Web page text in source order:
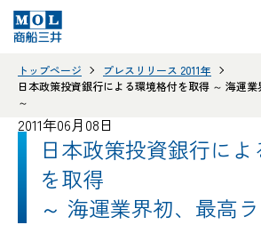
トップページ
プレスリリース 2011年
日本政策投資銀行による環境格付を取得 ～ 海運
～
2011年06月08日
日本政策投資銀行に
を取得
～ 海運業界初、最高